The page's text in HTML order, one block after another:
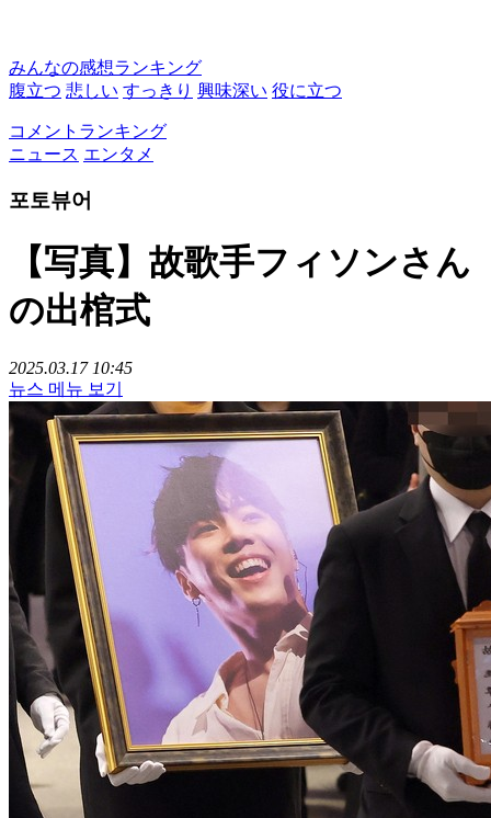
みんなの感想ランキング
腹立つ 悲しい すっきり 興味深い 役に立つ
コメントランキング
ニュース エンタメ
포토뷰어
【写真】故歌手フィソンさん
の出棺式
2025.03.17 10:45
뉴스 메뉴 보기